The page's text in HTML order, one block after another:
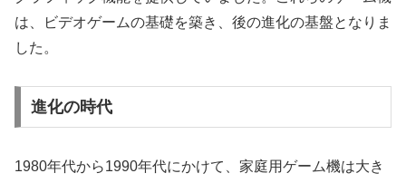
は、ビデオゲームの基礎を築き、後の進化の基盤となりま
した。
進化の時代
1980年代から1990年代にかけて、家庭用ゲーム機は大き